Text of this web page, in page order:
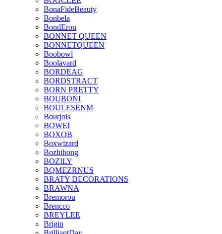
BonaFideBeauty
Bonbela
BondEron
BONNET QUEEN
BONNETQUEEN
Boobowl
Boolavard
BORDEAG
BORDSTRACT
BORN PRETTY
BOUBONI
BOULESENM
Bourjois
BOWEI
BOXOB
Boxwizard
Bozhihong
BOZILY
BQMEZRNUS
BRATY DECORATIONS
BRAWNA
Bremorou
Brencco
BREYLEE
Brigin